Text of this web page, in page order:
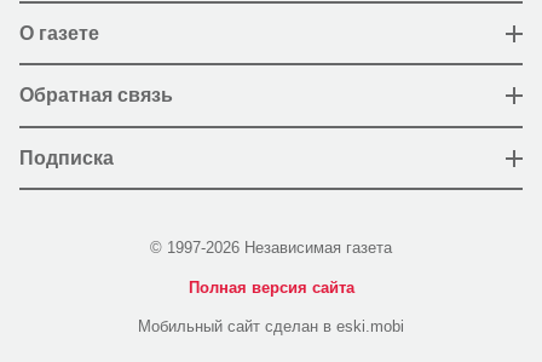
О газете
Обратная связь
Подписка
© 1997-2026 Независимая газета
Полная версия сайта
Мобильный сайт сделан в eski.mobi